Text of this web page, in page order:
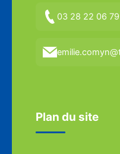
03 28 22 06 79
Plan du site